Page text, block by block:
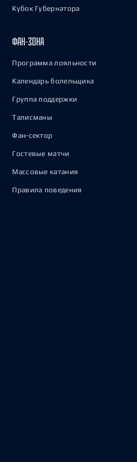
Кубок Губернатора
ФАН-ЗОНА
Программа лояльности
Календарь болельщика
Группа поддержки
Талисманы
Фан-сектор
Гостевые матчи
Массовые катания
Правила поведения